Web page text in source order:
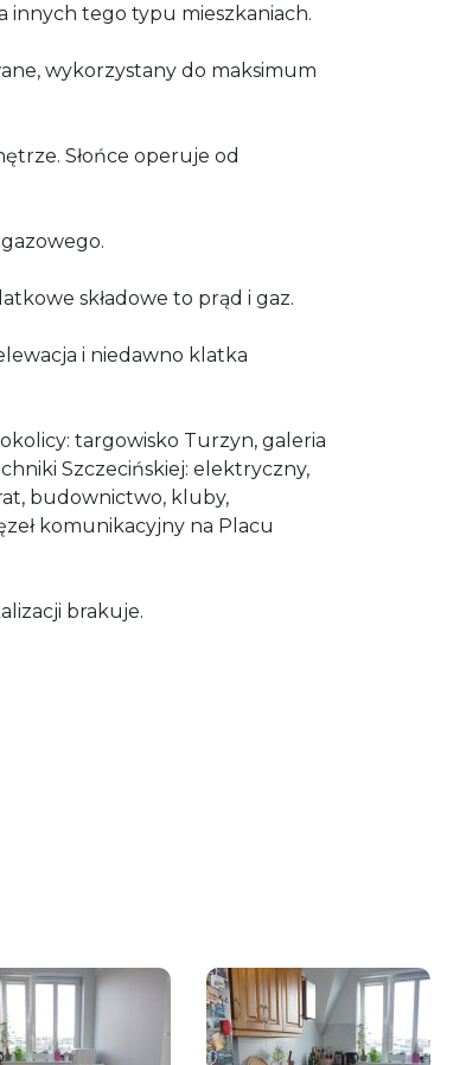
innych tego typu mieszkaniach.
wykorzystany do maksimum
Słońce operuje od
składowe to prąd i gaz.
i niedawno klatka
targowisko Turzyn, galeria
Szczecińskiej: elektryczny,
budownictwo, kluby,
komunikacyjny na Placu
brakuje.